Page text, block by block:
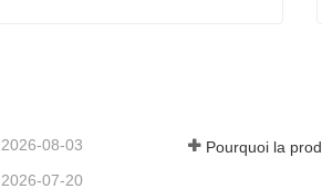
2026-08-03
2026-07-20